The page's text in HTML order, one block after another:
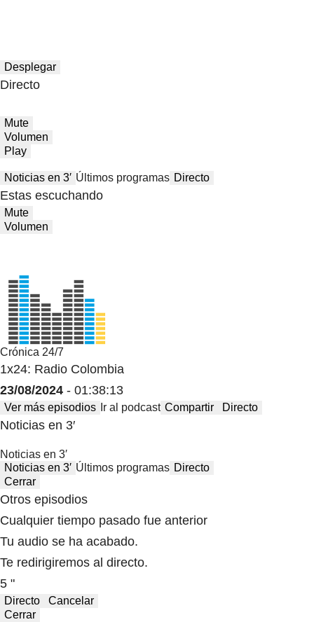
Desplegar
Directo
Mute
Volumen
Play
Noticias en 3′ Últimos programas Directo
Estas escuchando
Mute
Volumen
Crónica 24/7
1x24: Radio Colombia
23/08/2024 - 01:38:13
Ver más episodios Ir al podcast Compartir Directo
Noticias en 3′
Noticias en 3′
Noticias en 3′ Últimos programas Directo
Cerrar
Otros episodios
Cualquier tiempo pasado fue anterior
Tu audio se ha acabado.
Te redirigiremos al directo.
5 "
Directo
Cancelar
Cerrar